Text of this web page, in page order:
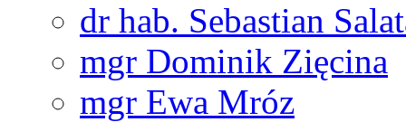
dr hab. Sebastian
mgr Dominik Zięcina
mgr Ewa Mróz